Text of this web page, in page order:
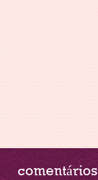
comentários